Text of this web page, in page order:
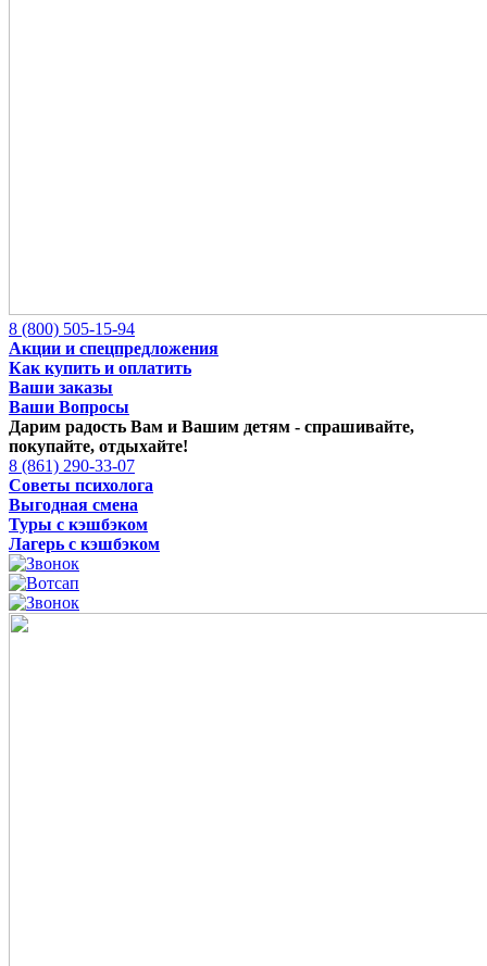
8 (800) 505-15-94
Акции и спецпредложения
Как купить и оплатить
Ваши заказы
Ваши Вопросы
Дарим радость Вам и Вашим детям - спрашивайте,
покупайте, отдыхайте!
8 (861) 290-33-07
Советы психолога
Выгодная смена
Туры с кэшбэком
Лагерь с кэшбэком